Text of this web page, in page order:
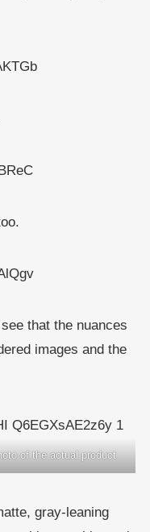
that the nuances
images and the
of the actual product
gray-leaning